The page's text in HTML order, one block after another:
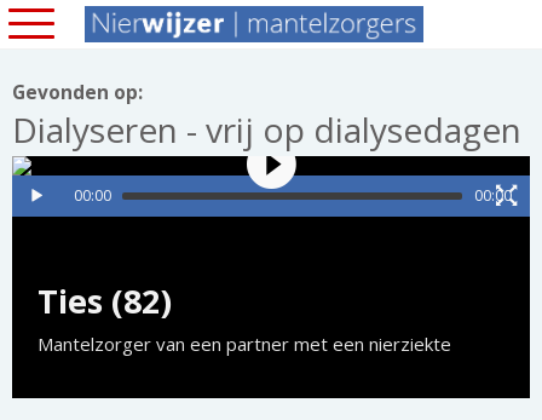
Gevonden op:
Dialyseren - vrij op dialysedagen
Ties (82)
Mantelzorger van een partner met een nierziekte
00:00 00:00